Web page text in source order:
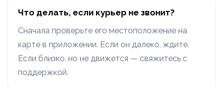
Что делать, если курьер не звонит?
Сначала проверьте его местоположение на
карте в приложении. Если он далеко, ждите.
Если близко, но не движется — свяжитесь с
поддержкой.